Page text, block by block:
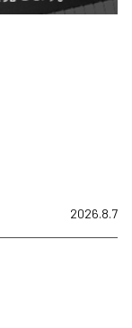
2026.8.7